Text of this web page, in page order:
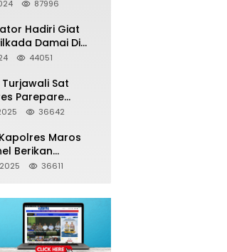
87996
Hadiri Giat
Damai Di
44051
Sat
Parepare
Area
36642
Maros
Berikan
Korban36611